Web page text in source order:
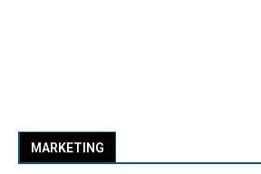
MARKETING